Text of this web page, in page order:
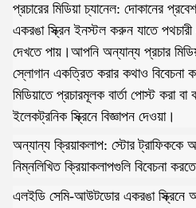
প্রচারের মিডিয়া চ্যানেল: দোকানের
একরঙা স্ক্রিন ইনস্টল করুন যাতে পথচারী
দেখতে পায়।আপনি অন্যান্য প্রচার
স্লোগান একত্রিত করার কথাও বিবেচনা
মিডিয়াতে প্রচারমূলক বার্তা পোস্ট করা বা
ইলেকট্রনিক স্ক্রিনে বিজ্ঞাপন দেওয়া।
অন্যান্য ক্রিয়াকলাপ: স্টোর
নিম্নলিখিত ক্রিয়াকলাপগুলি বিবেচনা
এলইডি সেমি-আউটডোর একরঙা স্ক্রিনে